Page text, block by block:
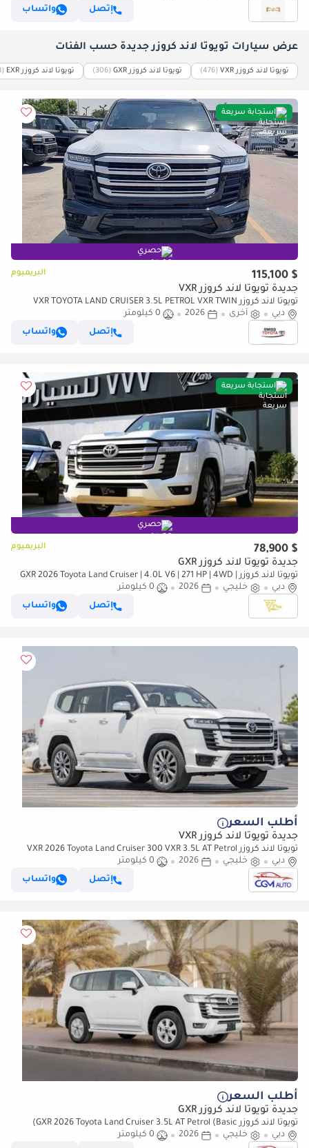
إتصل
واتساب
عرض سيارات تويوتا لاند كروزر جديدة حسب الفئات
تويوتا لاند كروزر VXR ‏(476) تويوتا لاند كروزر GXR ‏(306) تويوتا لاند كروزر EXR ‏(8)
استجابة سريعة
حصري
$ 115,100 البريميوم
جديدة تويوتا لاند كروزر VXR
تويوتا لاند كروزر VXR TOYOTA LAND CRUISER 3.5L PETROL VXR TWIN
TURBO JBL MY2026
دبي أخرى 2026
0 كيلومتر
إتصل
واتساب
استجابة سريعة
حصري
$ 78,900 البريميوم
جديدة تويوتا لاند كروزر GXR
تويوتا لاند كروزر GXR 2026 Toyota Land Cruiser | 4.0L V6 | 271 HP | 4WD |
GCC Specs
دبي خليجي 2026
0 كيلومتر
إتصل
واتساب
أطلب السعر
جديدة تويوتا لاند كروزر VXR
تويوتا لاند كروزر VXR 2026 Toyota Land Cruiser 300 VXR 3.5L AT Petrol
Twin Turbo (White-red)
دبي خليجي 2026
0 كيلومتر
إتصل
واتساب
أطلب السعر
جديدة تويوتا لاند كروزر GXR
تويوتا لاند كروزر GXR 2026 Toyota Land Cruiser 3.5L AT Petrol (Basic)
دبي
خليجي 2026 0 كيلومتر